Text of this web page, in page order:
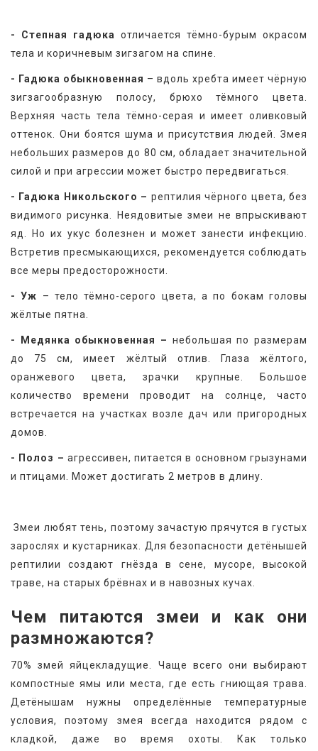
- Степная гадюка
отличается тёмно-бурым окрасом
тела и коричневым зигзагом на спине.
- Гадюка обыкновенная – вдоль хребта имеет чёрную
зигзагообразную полосу, брюхо тёмного цвета.
Верхняя часть тела тёмно-серая и имеет оливковый
оттенок. Они боятся шума и присутствия людей. Змея
небольших размеров до 80 см, обладает значительной
силой и при агрессии может быстро передвигаться.
- Гадюка Никольского – рептилия чёрного цвета, без
видимого рисунка. Неядовитые змеи не впрыскивают
яд. Но их укус болезнен и может занести инфекцию.
Встретив пресмыкающихся, рекомендуется соблюдать
все меры предосторожности.
- Уж – тело тёмно-серого цвета, а по бокам головы
жёлтые пятна.
- Медянка обыкновенная – небольшая по размерам
до 75 см, имеет жёлтый отлив. Глаза жёлтого,
оранжевого цвета, зрачки крупные. Большое
количество времени проводит на солнце, часто
встречается на участках возле дач или пригородных
домов.
- Полоз – агрессивен, питается в основном грызунами
и птицами. Может достигать 2 метров в длину.
Змеи любят тень, поэтому зачастую прячутся в густых
зарослях и кустарниках. Для безопасности детёнышей
рептилии создают гнёзда в сене, мусоре, высокой
траве, на старых брёвнах и в навозных кучах.
Чем питаются змеи и как они
размножаются?
70% змей яйцекладущие. Чаще всего они выбирают
компостные ямы или места, где есть гниющая трава.
Детёнышам нужны определённые температурные
условия, поэтому змея всегда находится рядом с
кладкой, даже во время охоты. Как только